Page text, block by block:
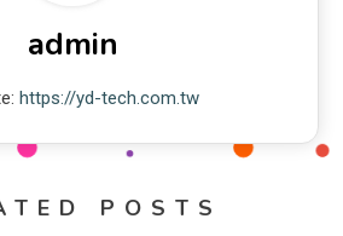
admin
https://yd-tech.com.tw
POSTS